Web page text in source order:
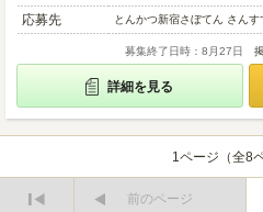
応募先
とんかつ新宿さぼてん さんす
募集終了日時：8月27日
詳細を見る
1ページ（全8
前のページ